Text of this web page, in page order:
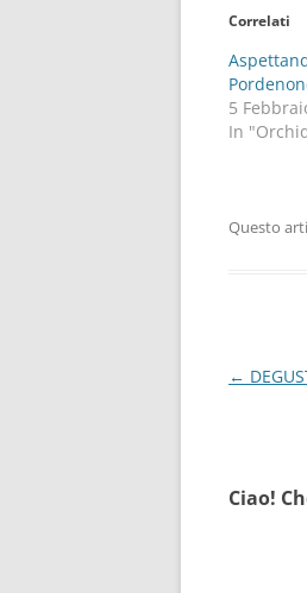
Correlati
5
In
Questo
←
Ciao!